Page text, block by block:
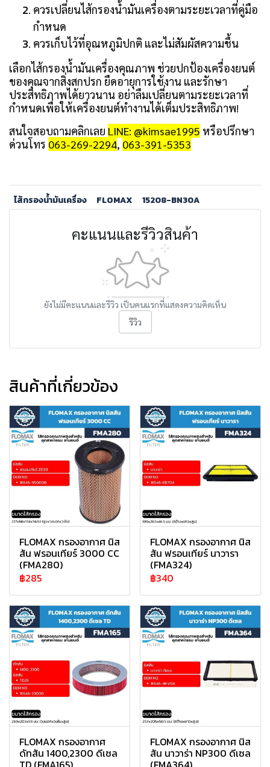
ควรเปลี่ยนไส้กรองน้ำมันเครื่องตามระยะเวลาที่คู่มือ
กำหนด
ควรเก็บไว้ที่อุณหภูมิปกติ และไม่สัมผัสความชื้น
เลือกไส้กรองน้ำมันเครื่องคุณภาพ ช่วยปกป้องเครื่องยนต์
ของคุณจากสิ่งสกปรก ยืดอายุการใช้งาน และรักษา
ประสิทธิภาพได้ยาวนาน อย่าลืมเปลี่ยนตามระยะเวลาที่
กำหนดเพื่อให้เครื่องยนต์ทำงานได้เต็มประสิทธิภาพ!
สนใจสอบถามคลิกเลย LINE: @kimsae1995 หรือปรึกษา
ด่วนโทร 063-269-2294, 063-391-5353
ไส้กรองน้ำมันเครื่อง FLOMAX 15208-BN30A
คะแนนและรีวิวสินค้า
ยังไม่มีคะแนนและรีวิว เป็นคนแรกที่แสดงความคิดเห็น
รีวิว
สินค้าที่เกี่ยวข้อง
FLOMAX กรองอากาศ นิส
สัน ฟรอนเทียร์ 3000 CC
(FMA280)
฿285
FLOMAX กรองอากาศ นิส
สัน ฟรอนเทียร์ นาวารา
(FMA324)
฿340
FLOMAX กรองอากาศ
ดัทสัน 1400,2300 ดีเซล
FLOMAX กรองอากาศ นิส
สัน นาวาร่า NP300 ดีเซล